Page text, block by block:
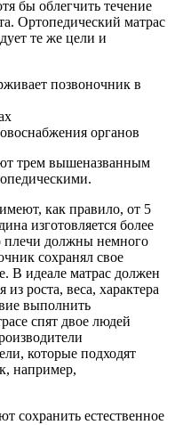
бы облегчить течение
Ортопедический матрас
те же цели и
позвоночник в
органов
трем вышеназванным
как правило, от 5
изготовляется более
плечи должны немного
сохранял свое
В идеале матрас должен
роста, веса, характера
выполнить
спят двое людей
которые подходят
например,